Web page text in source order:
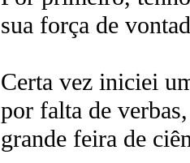
sua força de
Certa vez iniciei
por falta de
grande feira de